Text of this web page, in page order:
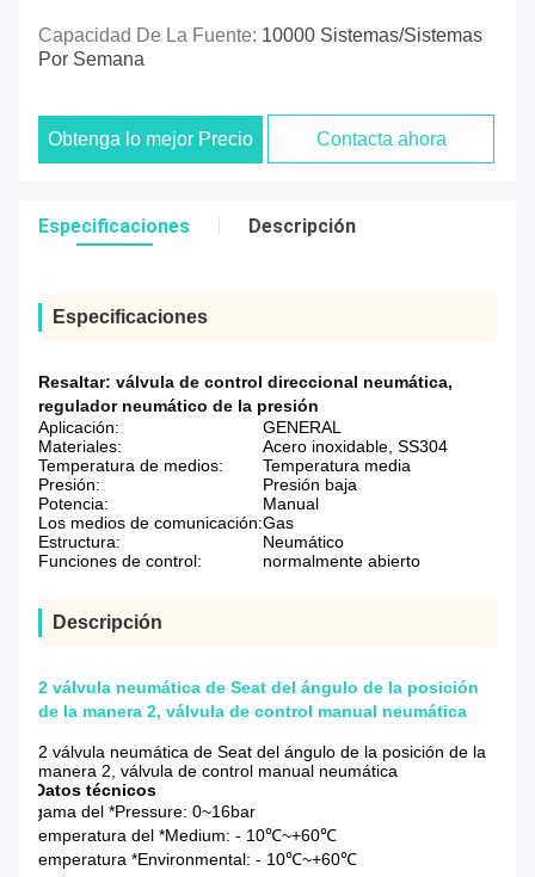
Capacidad De La Fuente: 10000 Sistemas/sistemas
Por Semana
Obtenga lo mejor Precio Contacta ahora
Especificaciones Descripción
Especificaciones
Resaltar: válvula de control direccional neumática,
regulador neumático de la presión
Aplicación:
GENERAL
Materiales:
Acero inoxidable, SS304
Temperatura de medios:
Temperatura media
Presión:
Presión baja
Potencia:
Manual
Los medios de comunicación:Gas
Estructura:
Neumático
Funciones de control:
normalmente abierto
Descripción
2 válvula neumática de Seat del ángulo de la posición
de la manera 2, válvula de control manual neumática
2 válvula neumática de Seat del ángulo de la posición de la
manera 2, válvula de control manual neumática
Datos técnicos
gama del *Pressure: 0~16bar
temperatura del *Medium: - 10℃~+60℃
temperatura *Environmental: - 10℃~+60℃